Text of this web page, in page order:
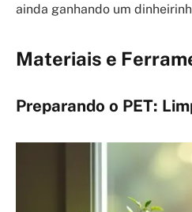
ainda ganhando um
Materiais e
Preparando o PET: